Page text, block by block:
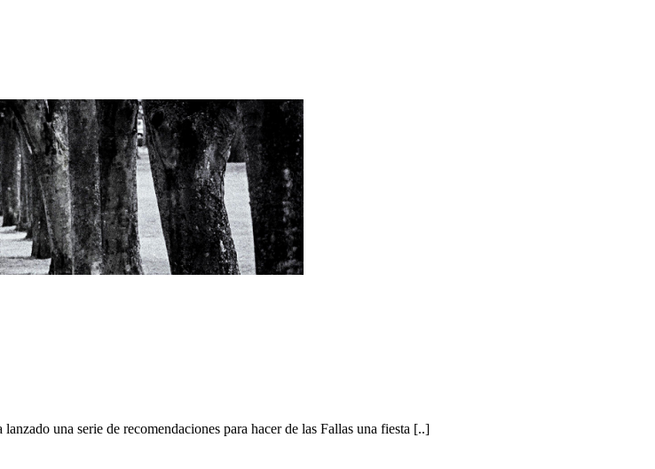
una serie de recomendaciones para hacer de las Fallas una fiesta [..]